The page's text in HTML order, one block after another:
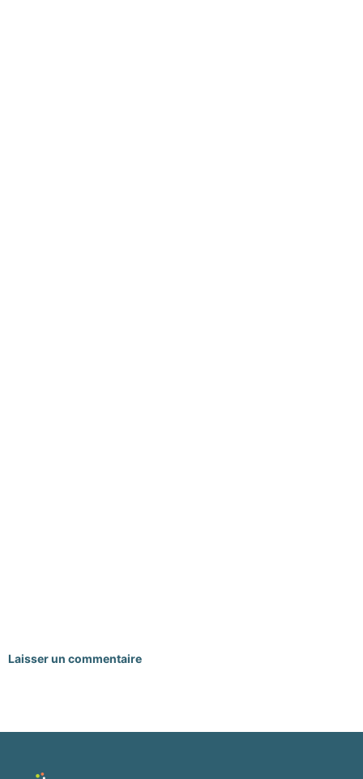
Laisser un commentaire